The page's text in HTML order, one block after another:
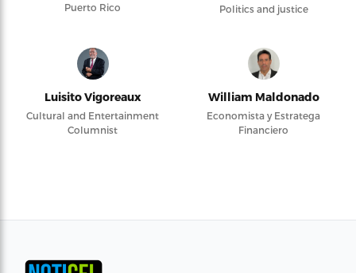
Puerto Rico
Politics and justice
Luisito Vigoreaux
Cultural and Entertainment
Columnist
William Maldonado
Economista y Estratega
Financiero